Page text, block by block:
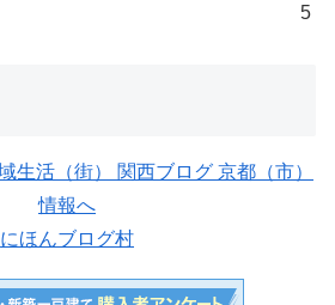
5
にほんブログ村